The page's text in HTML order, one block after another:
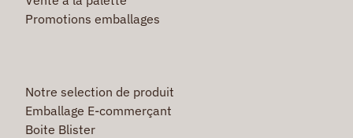
Promotions emballages
Notre selection de produit
Emballage E-commerçant
Boite Blister